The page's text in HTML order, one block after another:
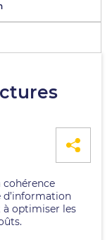
à optimiser les